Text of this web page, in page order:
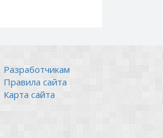
Разработчикам
Правила сайта
Карта сайта